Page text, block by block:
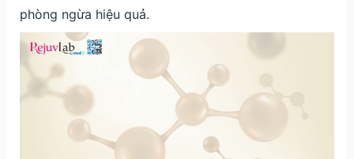
phòng ngừa hiệu quả.